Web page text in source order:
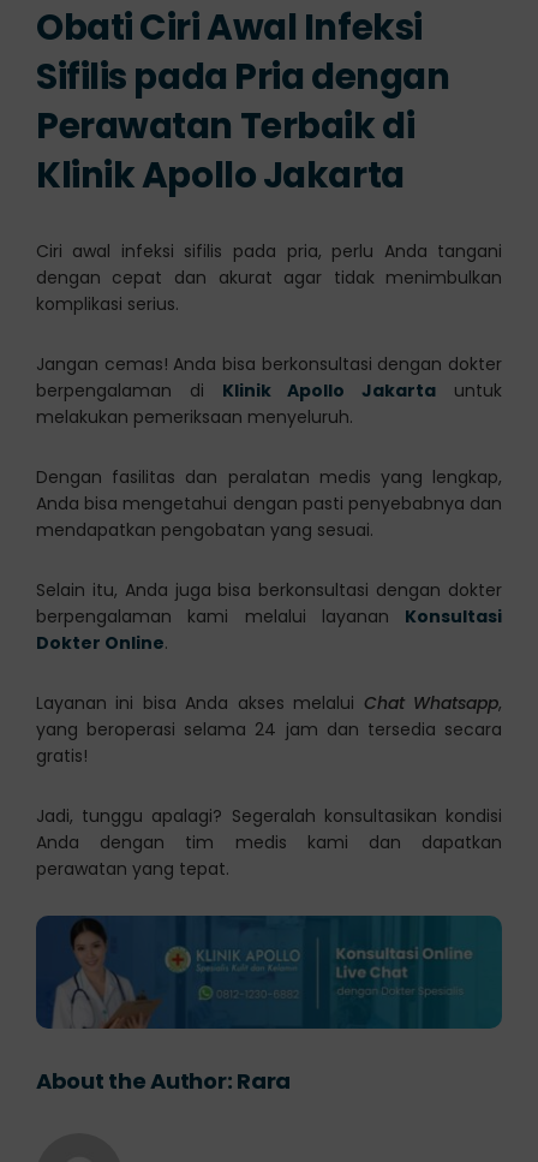
Obati Ciri Awal Infeksi
Sifilis pada Pria dengan
Perawatan Terbaik di
Klinik Apollo Jakarta
Ciri awal infeksi sifilis pada pria, perlu Anda tangani
dengan cepat dan akurat agar tidak menimbulkan
komplikasi serius.
Jangan cemas! Anda bisa berkonsultasi dengan dokter
berpengalaman di Klinik Apollo Jakarta untuk
melakukan pemeriksaan menyeluruh.
Dengan fasilitas dan peralatan medis yang lengkap,
Anda bisa mengetahui dengan pasti penyebabnya dan
mendapatkan pengobatan yang sesuai.
Selain itu, Anda juga bisa berkonsultasi dengan dokter
berpengalaman kami melalui layanan Konsultasi
Dokter Online.
Layanan ini bisa Anda akses melalui Chat Whatsapp,
yang beroperasi selama 24 jam dan tersedia secara
gratis!
Jadi, tunggu apalagi? Segeralah konsultasikan kondisi
Anda dengan tim medis kami dan dapatkan
perawatan yang tepat.
About the Author: Rara